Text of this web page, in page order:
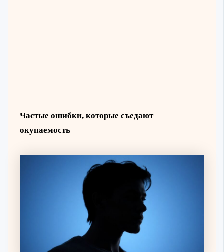
Частые ошибки, которые съедают
окупаемость